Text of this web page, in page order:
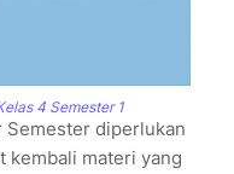
4 Semester 1
Semester diperlukan
kembali materi yang